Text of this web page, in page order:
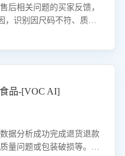
后相关问题的买家反馈，
，识别因尺码不符、质量
现销售额的显著提升。
品-[VOC AI]
据分析成功完成退货退款
量问题或包装破损等。结